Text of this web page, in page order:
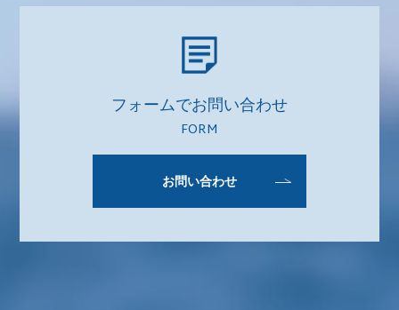
フォームでお問い合わせ
FORM
お問い合わせ